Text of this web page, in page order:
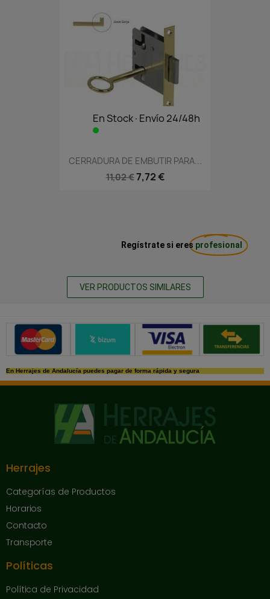
En Stock·Envío 24/48h
CERRADURA DE EMBUTIR PARA...
11,02 €7,72 €
Regístrate si eres profesional
VER PRODUCTOS SIMILARES
Métodos de pago seguros
En Herrajes de Andalucía puedes pagar de forma rápida y segura
Herrajes
Categorías de Productos
Horarios
Contacto
Transporte
Políticas
Política de Privacidad